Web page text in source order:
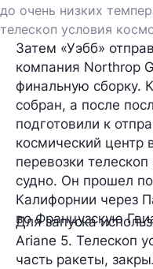
до очень низких
телескоп условия
Затем «Уэбб»
компания Northrop
финальную сборку.
собран, а после
подготовили к
космический
перевозки
судно. Он прошел
Калифорнии через
во Французскую
Для запуска
Ariane 5. Телескоп
часть ракеты,